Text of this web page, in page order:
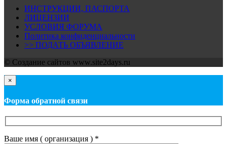
ИНСТРУКЦИИ, ПАСПОРТА
ЛИЦЕНЗИИ
УСЛОВИЯ ФОРУМА
Политика конфиденциальности
>> ПОДАТЬ ОБЪЯВЛЕНИЕ
© Cоздание сайтов www.site2days.ru
×
Форма обратной связи
Ваше имя ( организация ) *